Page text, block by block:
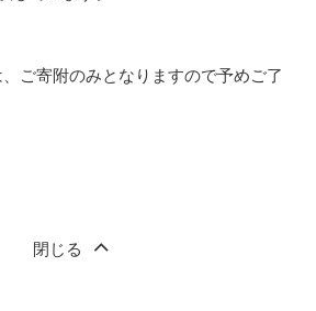
ご寄附のみとなりますので予めご了
閉じる